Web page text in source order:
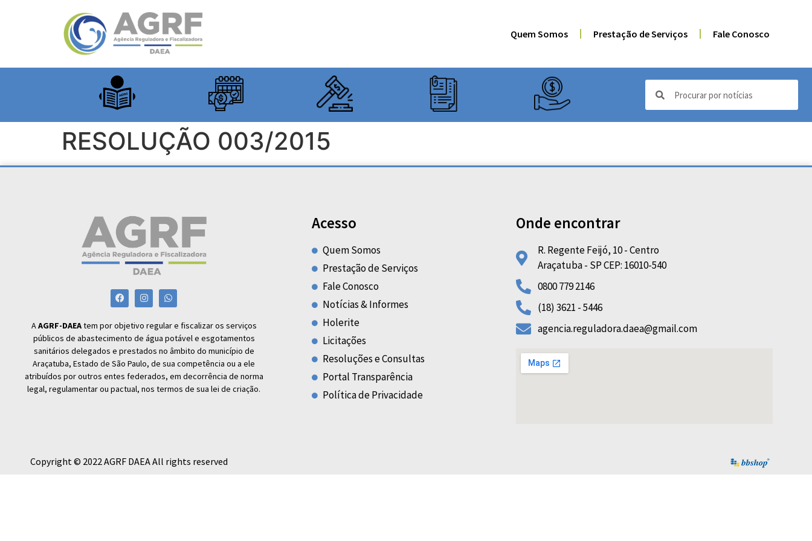
Quem Somos Prestação de Serviços Fale Conosco
RESOLUÇÃO 003/2015
AAGRF-DAEAtem por objetivo regular e fiscalizar os serviços
públicos de abastecimento de água potável e esgotamentos
sanitários delegados e prestados no âmbito do município de
Araçatuba, Estado de São Paulo, de sua competência ou a ele
atribuídos por outros entes federados, em decorrência de norma
legal, regulamentar ou pactual, nos termos de sua lei de criação.
Acesso
Quem Somos
Prestação de Serviços
Fale Conosco
Notícias & Informes
Holerite
Licitações
Resoluções e Consultas
Portal Transparência
Política de Privacidade
Onde encontrar
R. Regente Feijó, 10 - Centro
Araçatuba - SP CEP: 16010-540
0800 779 2146
(18) 3621 - 5446
agencia.reguladora.daea@gmail.com
Copyright © 2022 AGRF DAEA All rights reserved